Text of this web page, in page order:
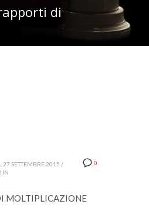
di
0
27 SETTEMBRE 2015 /
IN
MOLTIPLICAZIONE